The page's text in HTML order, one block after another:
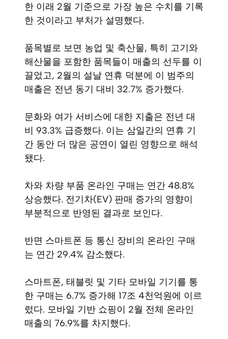
한 이래 2월 기준으로 가장 높은 수치를 기록
한 것이라고 부처가 설명했다.
품목별로 보면 농업 및 축산물, 특히 고기와
해산물을 포함한 품목들이 매출의 선두를 이
끌었고, 2월의 설날 연휴 덕분에 이 범주의
매출은 전년 동기 대비 32.7% 증가했다.
문화와 여가 서비스에 대한 지출은 전년 대
비 93.3% 급증했다. 이는 삼일간의 연휴 기
간 동안 더 많은 공연이 열린 영향으로 해석
됐다.
차와 차량 부품 온라인 구매는 연간 48.8%
상승했다. 전기차(EV) 판매 증가의 영향이
부분적으로 반영된 결과로 보인다.
반면 스마트폰 등 통신 장비의 온라인 구매
는 연간 29.4% 감소했다.
스마트폰, 태블릿 및 기타 모바일 기기를 통
한 구매는 6.7% 증가해 17조 4천억원에 이르
렀다. 모바일 기반 쇼핑이 2월 전체 온라인
매출의 76.9%를 차지했다.